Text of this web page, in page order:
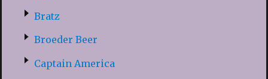
Bratz
Broeder Beer
Captain America